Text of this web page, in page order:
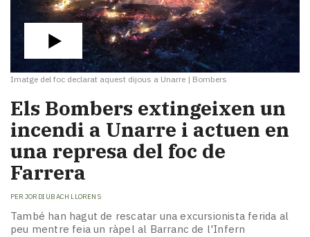
mitjans
temps
Reportatges
Entrevistes
Enquestes
A
escena!
Dis
la
teva!
Subscriptors
La
Imatge del foc declarat aquest dijous a Unarre | Bombers
​Els Bombers extingeixen un
incendi a Unarre i actuen en
una represa del foc de
Farrera
PER JORDI UBACH LLORENS
També han hagut de rescatar una excursionista ferida al
peu mentre feia un ràpel al Barranc de l'Infern